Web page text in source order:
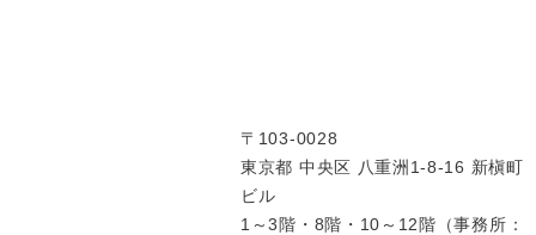
〒103-0028
東京都 中央区 八重洲1-8-16 新槇町
ビル
1～3階・8階・10～12階（事務所：